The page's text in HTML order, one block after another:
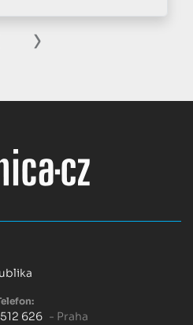
›
Telefon:
626 - Praha